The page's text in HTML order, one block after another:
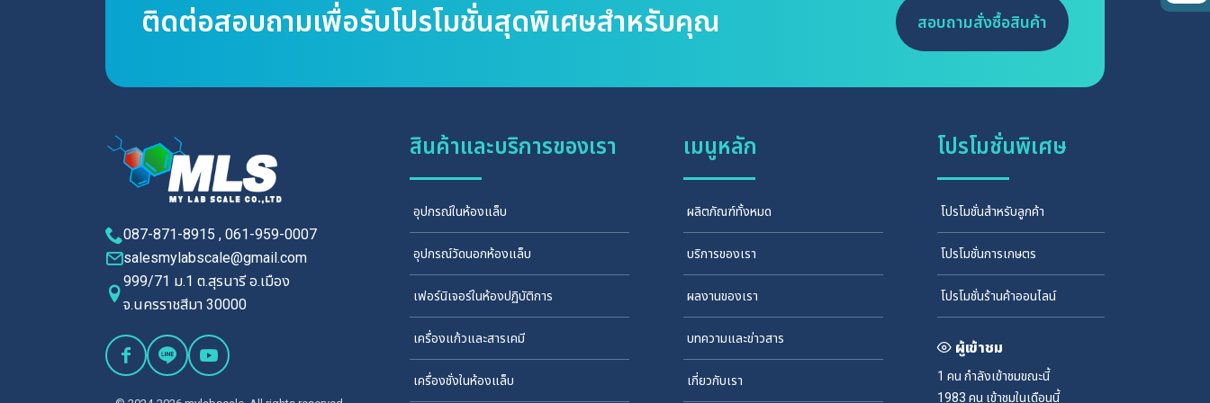
ติดต่อสอบถามเพื่อรับโปรโมชั่นสุดพิเศษสำหรับคุณ สอบถามสั่งซื้อสินค้า
087-871-8915 , 061-959-0007
salesmylabscale@gmail.com
999/71 ม.1 ต.สุรนารี อ.เมือง
จ.นครราชสีมา 30000
สินค้าและบริการของเรา
อุปกรณ์ในห้องแล็บ
อุปกรณ์วัดนอกห้องแล็บ
เฟอร์นิเจอร์ในห้องปฏิบัติการ
เครื่องแก้วและสารเคมี
เครื่องชั่งในห้องแล็บ
เมนูหลัก
ผลิตภัณฑ์ทั้งหมด
บริการของเรา
ผลงานของเรา
บทความและข่าวสาร
เกี่ยวกับเรา
โปรโมชั่นพิเศษ
โปรโมชั่นสำหรับลูกค้า
โปรโมชั่นการเกษตร
โปรโมชั่นร้านค้าออนไลน์
ผู้เข้าชม
1 คน กำลังเข้าชมขณะนี้
1983 คน เข้าชมในเดือนนี้